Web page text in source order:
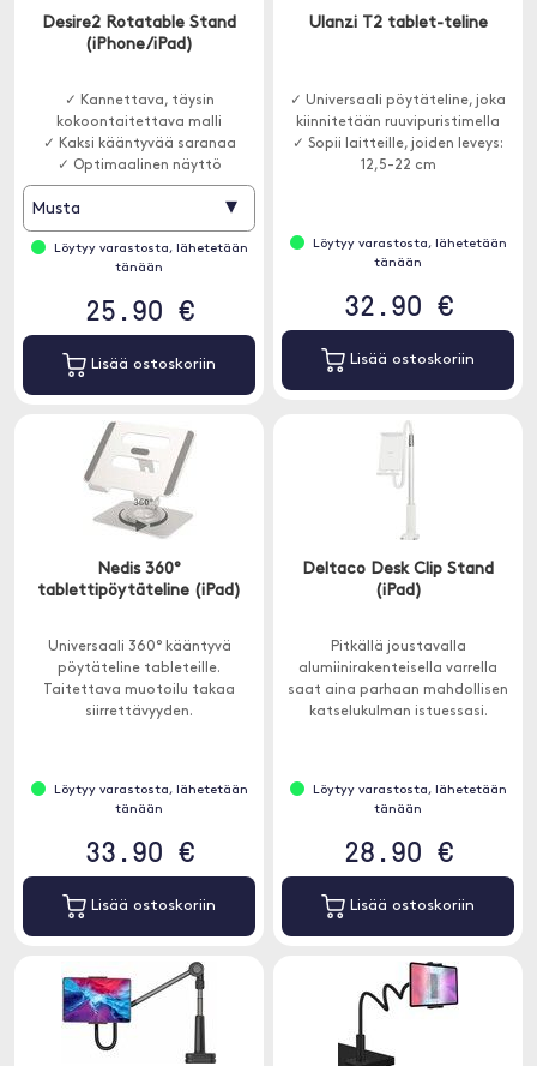
Desire2 Rotatable Stand
(iPhone/iPad)
✓ Kannettava, täysin
kokoontaitettava malli
✓ Kaksi kääntyvää saranaa
✓ Optimaalinen näyttö
Musta ▾
Löytyy varastosta, lähetetään
tänään
25.90 €
Lisää ostoskoriin
Ulanzi T2 tablet-teline
✓ Universaali pöytäteline, joka
kiinnitetään ruuvipuristimella
✓ Sopii laitteille, joiden leveys:
12,5-22 cm
Löytyy varastosta, lähetetään
tänään
32.90 €
Lisää ostoskoriin
Nedis 360°
tablettipöytäteline (iPad)
Universaali 360° kääntyvä
pöytäteline tableteille.
Taitettava muotoilu takaa
siirrettävyyden.
Löytyy varastosta, lähetetään
tänään
33.90 €
Lisää ostoskoriin
Deltaco Desk Clip Stand
(iPad)
Pitkällä joustavalla
alumiinirakenteisella varrella
saat aina parhaan mahdollisen
katselukulman istuessasi.
Löytyy varastosta, lähetetään
tänään
28.90 €
Lisää ostoskoriin